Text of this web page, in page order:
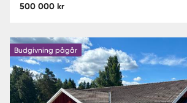
500 000 kr
Budgivning pågår